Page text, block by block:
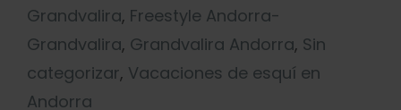
Grandvalira, Freestyle Andorra-
Grandvalira, Grandvalira Andorra, Sin
categorizar, Vacaciones de esquí en
Andorra